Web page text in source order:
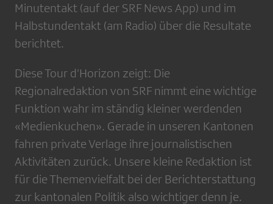
Minutentakt (auf der SRF News App) und im
Halbstundentakt (am Radio) über die Resultate
berichtet.
Diese Tour d’Horizon zeigt: Die
Regionalredaktion von SRF nimmt eine wichtige
Funktion wahr im ständig kleiner werdenden
«Medienkuchen». Gerade in unseren Kantonen
fahren private Verlage ihre journalistischen
Aktivitäten zurück. Unsere kleine Redaktion ist
für die Themenvielfalt bei der Berichterstattung
zur kantonalen Politik also wichtiger denn je.